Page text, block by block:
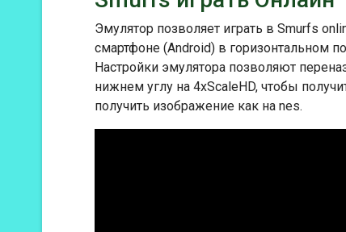
Эмулятор позволяет играть в Smurfs
смартфоне (Android) в горизонтальном
Настройки эмулятора позволяют
нижнем углу на 4xScaleHD, чтобы
получить изображение как на nes.